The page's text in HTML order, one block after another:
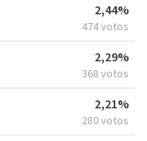
2,44%
474 votos
2,29%
368 votos
2,21%
280 votos